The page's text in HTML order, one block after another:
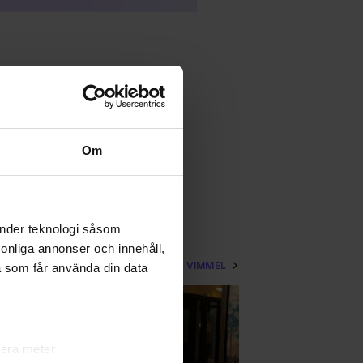
Om
teknologi såsom
annonser och innehåll,
får använda din data
meter
VISA MER VIMMEL